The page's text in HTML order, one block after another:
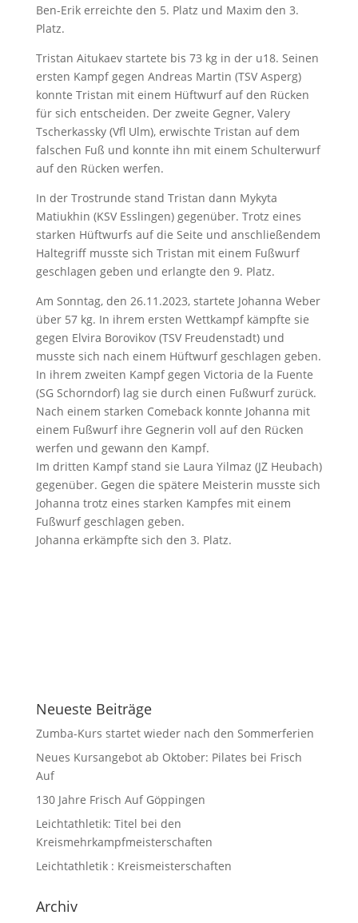
Ben-Erik erreichte den 5. Platz und Maxim den 3.
Platz.
Tristan Aitukaev startete bis 73 kg in der u18. Seinen
ersten Kampf gegen Andreas Martin (TSV Asperg)
konnte Tristan mit einem Hüftwurf auf den Rücken
für sich entscheiden. Der zweite Gegner, Valery
Tscherkassky (Vfl Ulm), erwischte Tristan auf dem
falschen Fuß und konnte ihn mit einem Schulterwurf
auf den Rücken werfen.
In der Trostrunde stand Tristan dann Mykyta
Matiukhin (KSV Esslingen) gegenüber. Trotz eines
starken Hüftwurfs auf die Seite und anschließendem
Haltegriff musste sich Tristan mit einem Fußwurf
geschlagen geben und erlangte den 9. Platz.
Am Sonntag, den 26.11.2023, startete Johanna Weber
über 57 kg. In ihrem ersten Wettkampf kämpfte sie
gegen Elvira Borovikov (TSV Freudenstadt) und
musste sich nach einem Hüftwurf geschlagen geben.
In ihrem zweiten Kampf gegen Victoria de la Fuente
(SG Schorndorf) lag sie durch einen Fußwurf zurück.
Nach einem starken Comeback konnte Johanna mit
einem Fußwurf ihre Gegnerin voll auf den Rücken
werfen und gewann den Kampf.
Im dritten Kampf stand sie Laura Yilmaz (JZ Heubach)
gegenüber. Gegen die spätere Meisterin musste sich
Johanna trotz eines starken Kampfes mit einem
Fußwurf geschlagen geben.
Johanna erkämpfte sich den 3. Platz.
Neueste Beiträge
Zumba-Kurs startet wieder nach den Sommerferien
Neues Kursangebot ab Oktober: Pilates bei Frisch
Auf
130 Jahre Frisch Auf Göppingen
Leichtathletik: Titel bei den
Kreismehrkampfmeisterschaften
Leichtathletik : Kreismeisterschaften
Archiv